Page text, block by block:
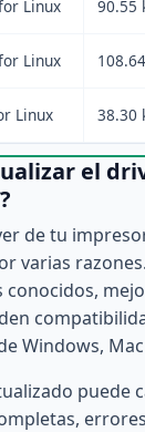
Linux 90.55
Linux
Linux 38.30
el
de tu
varias
Windows, Mac
puede